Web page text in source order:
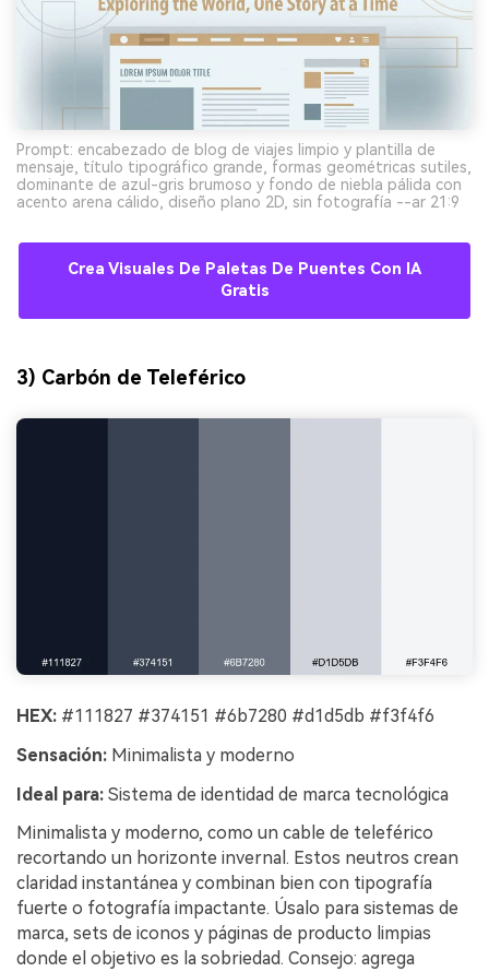
Prompt: encabezado de blog de viajes limpio y plantilla de
mensaje, título tipográfico grande, formas geométricas sutiles,
dominante de azul-gris brumoso y fondo de niebla pálida con
acento arena cálido, diseño plano 2D, sin fotografía --ar 21:9
Crea Visuales De Paletas De Puentes Con IA
Gratis
3) Carbón de Teleférico
HEX: #111827 #374151 #6b7280 #d1d5db #f3f4f6
Sensación: Minimalista y moderno
Ideal para: Sistema de identidad de marca tecnológica
Minimalista y moderno, como un cable de teleférico
recortando un horizonte invernal. Estos neutros crean
claridad instantánea y combinan bien con tipografía
fuerte o fotografía impactante. Úsalo para sistemas de
marca, sets de iconos y páginas de producto limpias
donde el objetivo es la sobriedad. Consejo: agrega